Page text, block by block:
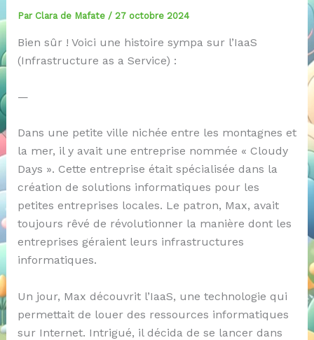
Par Clara de Mafate / 27 octobre 2024
Bien sûr ! Voici une histoire sympa sur l’IaaS
(Infrastructure as a Service) :
—
Dans une petite ville nichée entre les montagnes et
la mer, il y avait une entreprise nommée « Cloudy
Days ». Cette entreprise était spécialisée dans la
création de solutions informatiques pour les
petites entreprises locales. Le patron, Max, avait
toujours rêvé de révolutionner la manière dont les
entreprises géraient leurs infrastructures
informatiques.
Un jour, Max découvrit l’IaaS, une technologie qui
permettait de louer des ressources informatiques
sur Internet. Intrigué, il décida de se lancer dans